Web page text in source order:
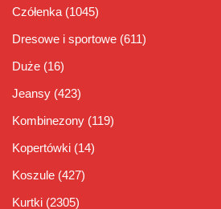
Czółenka (1045)
Dresowe i sportowe (611)
Duże (16)
Jeansy (423)
Kombinezony (119)
Kopertówki (14)
Koszule (427)
Kurtki (2305)